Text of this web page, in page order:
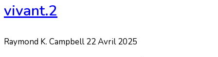
vivant.2
Raymond K. Campbell 22 Avril 2025